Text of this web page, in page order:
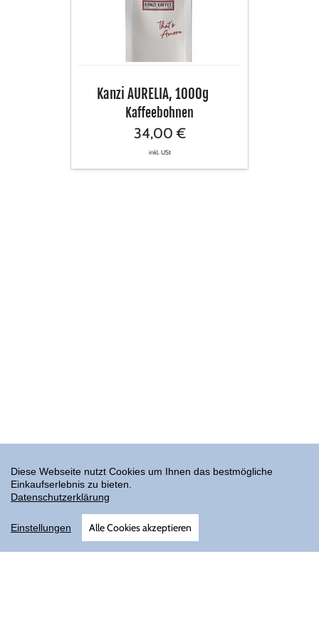
Kanzi AURELIA, 1000g
Kaffeebohnen
34,00 €
inkl. USt
Diese Webseite nutzt Cookies um Ihnen das bestmögliche
Einkaufserlebnis zu bieten.
Datenschutzerklärung
Einstellungen Alle Cookies akzeptieren